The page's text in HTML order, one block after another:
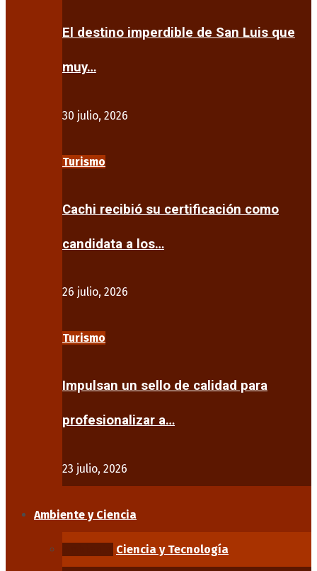
El destino imperdible de San Luis que
muy…
30 julio, 2026
Turismo
Cachi recibió su certificación como
candidata a los…
26 julio, 2026
Turismo
Impulsan un sello de calidad para
profesionalizar a…
23 julio, 2026
Ambiente y Ciencia
Ciencia y Tecnología